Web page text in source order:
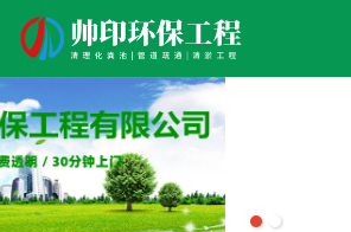
首页 清淤工程